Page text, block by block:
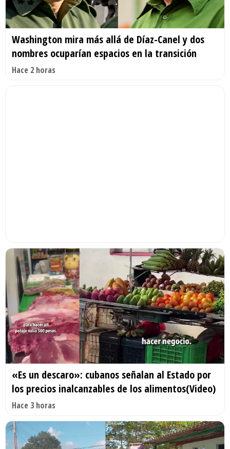
Washington mira más allá de Díaz-Canel y dos
nombres ocuparían espacios en la transición
Hace 2 horas
«Es un descaro»: cubanos señalan al Estado por
los precios inalcanzables de los alimentos(Video)
Hace 3 horas